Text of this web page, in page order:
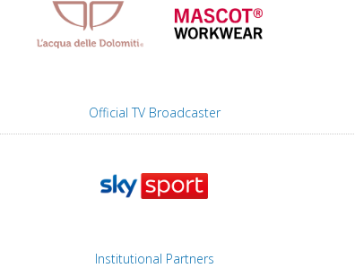
Official TV Broadcaster
Institutional Partners